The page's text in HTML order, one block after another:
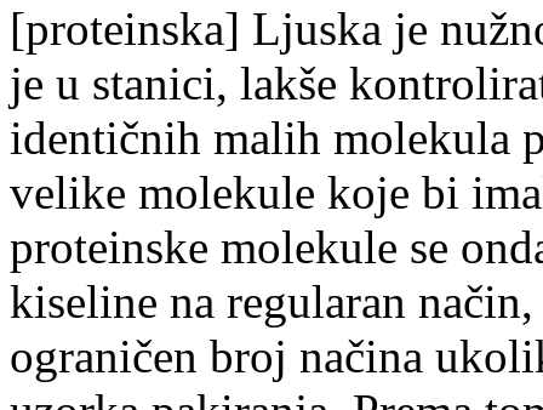
[proteinska] Ljuska je
je u stanici, lakše
identičnih malih molekula
velike molekule koje bi
proteinske molekule se
kiseline na regularan
ograničen broj načina